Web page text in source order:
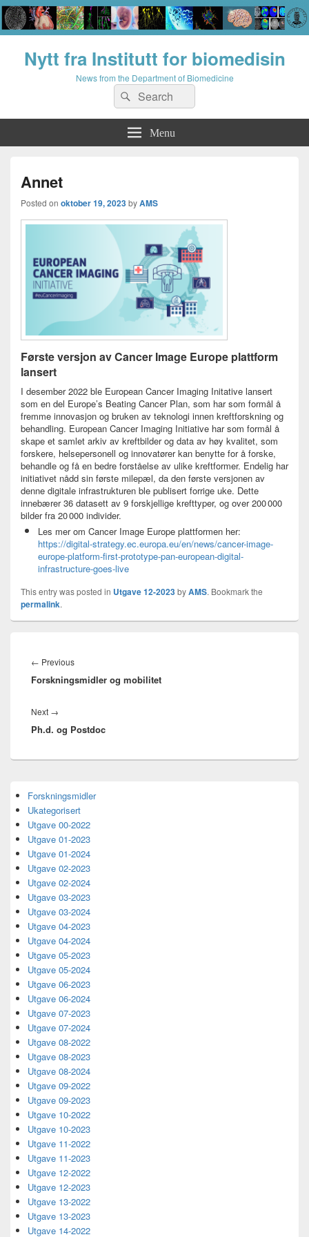
Nytt fra Institutt for biomedisin
News from the Department of Biomedicine
Search
for:
Search
Menu
Annet
Posted on oktober 19, 2023byAMS
Første versjon av Cancer Image Europe plattform
lansert
I desember 2022 ble European Cancer Imaging Initative lansert
som en del Europe’s Beating Cancer Plan, som har som formål å
fremme innovasjon og bruken av teknologi innen kreftforskning og
behandling. European Cancer Imaging Initiative har som formål å
skape et samlet arkiv av kreftbilder og data av høy kvalitet, som
forskere, helsepersonell og innovatører kan benytte for å forske,
behandle og få en bedre forståelse av ulike kreftformer. Endelig har
initiativet nådd sin første milepæl, da den første versjonen av
denne digitale infrastrukturen ble publisert forrige uke. Dette
innebærer 36 datasett av 9 forskjellige krefttyper, og over 200 000
bilder fra 20 000 individer.
Les mer om Cancer Image Europe plattformen her:
https://digital-strategy.ec.europa.eu/en/news/cancer-image-
europe-platform-first-prototype-pan-european-digital-
infrastructure-goes-live
This entry was posted in Utgave 12-2023byAMS. Bookmark the
permalink.
← PreviousPrevious
post:
Forskningsmidler og mobilitet
Next →
post:
Ph.d. og Postdoc
Sidebar
Widget
Area
Forskningsmidler
Ukategorisert
Utgave 00-2022
Utgave 01-2023
Utgave 01-2024
Utgave 02-2023
Utgave 02-2024
Utgave 03-2023
Utgave 03-2024
Utgave 04-2023
Utgave 04-2024
Utgave 05-2023
Utgave 05-2024
Utgave 06-2023
Utgave 06-2024
Utgave 07-2023
Utgave 07-2024
Utgave 08-2022
Utgave 08-2023
Utgave 08-2024
Utgave 09-2022
Utgave 09-2023
Utgave 10-2022
Utgave 10-2023
Utgave 11-2022
Utgave 11-2023
Utgave 12-2022
Utgave 12-2023
Utgave 13-2022
Utgave 13-2023
Utgave 14-2022